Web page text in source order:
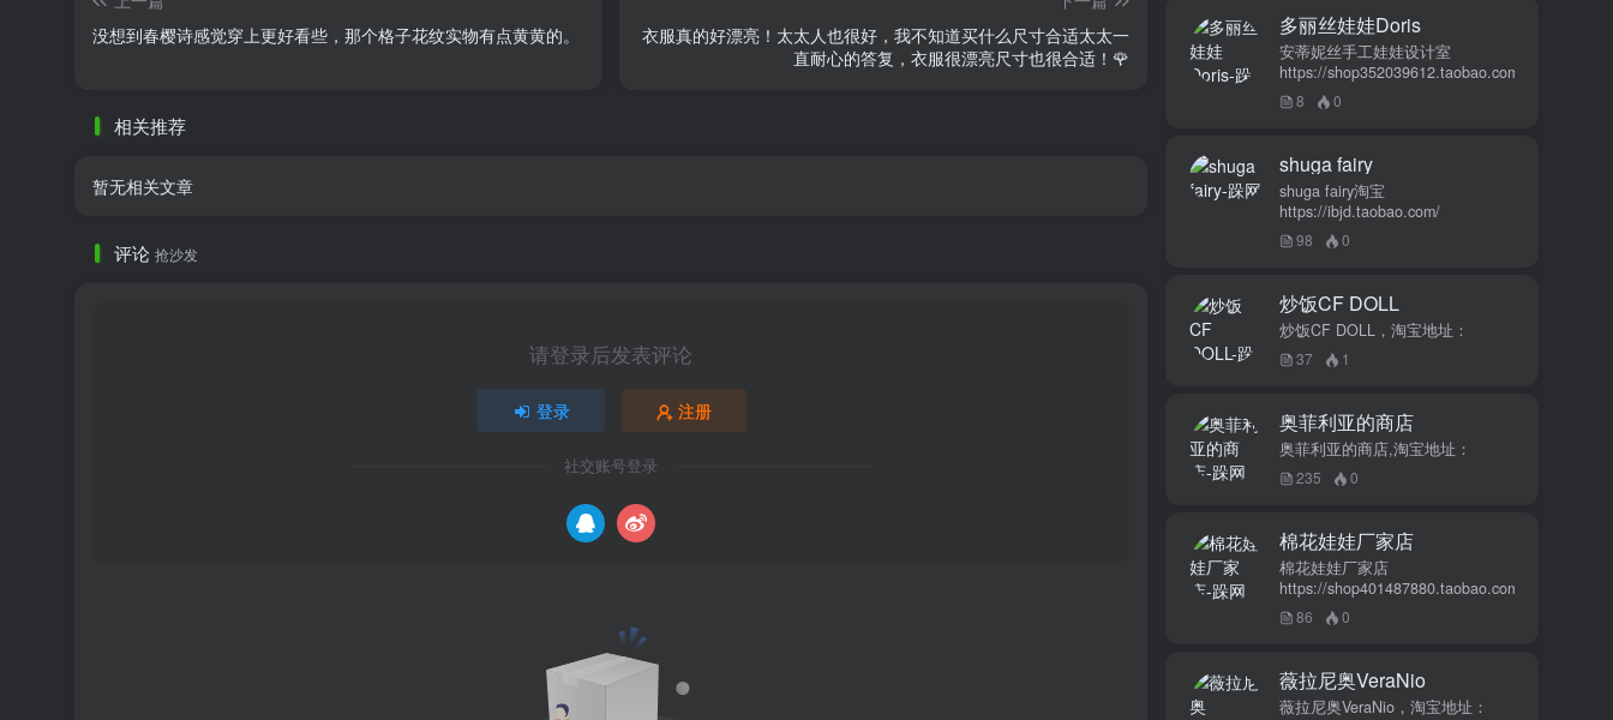
没想到春樱诗感觉穿上更好看些，那个格子花纹实物有点黄黄的。
衣服真的好漂亮！太太人也很好，我不知道买什么尺寸合适太太一
直耐心的答复，衣服很漂亮尺寸也很合适！🌹
相关推荐
暂无相关文章
评论 抢沙发
请登录后发表评论
登录 注册
社交账号登录
多丽丝娃娃Doris
安蒂妮丝手工娃娃设计室
https://shop352039612.taobao.com
8 0
shuga fairy
shuga fairy淘宝
https://ibjd.taobao.com/
98 0
炒饭CF DOLL
炒饭CF DOLL，淘宝地址：
37 1
奥菲利亚的商店
奥菲利亚的商店,淘宝地址：
235 0
棉花娃娃厂家店
棉花娃娃厂家店
https://shop401487880.taobao.com/
86 0
薇拉尼奥VeraNio
薇拉尼奥VeraNio，淘宝地址：